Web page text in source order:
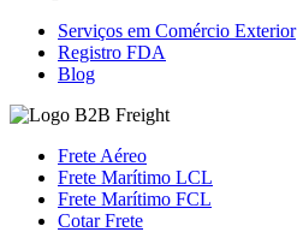
Serviços em Comércio Exterior
Registro FDA
Blog
Frete Aéreo
Frete Marítimo LCL
Frete Marítimo FCL
Cotar Frete